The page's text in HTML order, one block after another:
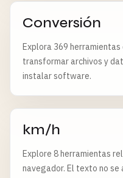
Conversión
Explora 369
transformar archivos y
instalar software.
km/h
Explore 8 herramientas
navegador. El texto no se